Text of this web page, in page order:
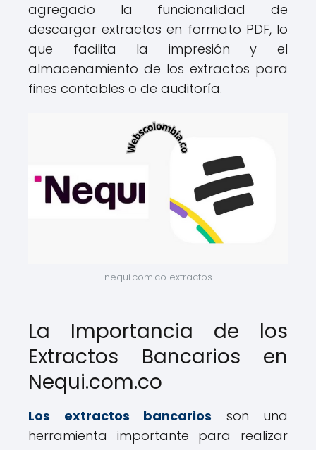
agregado la funcionalidad de
descargar extractos en formato PDF, lo
que facilita la impresión y el
almacenamiento de los extractos para
fines contables o de auditoría.
nequi.com.co extractos
La Importancia de los
Extractos Bancarios en
Nequi.com.co
Los extractos bancarios son una
herramienta importante para realizar